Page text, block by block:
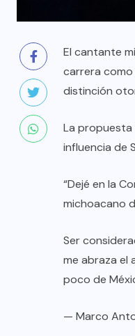
El cantante
carrera como
distinción
La propuesta
influencia de
“Dejé en la
michoacano
Ser
me abraza el
poco de
— Marco